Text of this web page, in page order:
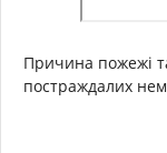
Причина пожежі
постраждалих